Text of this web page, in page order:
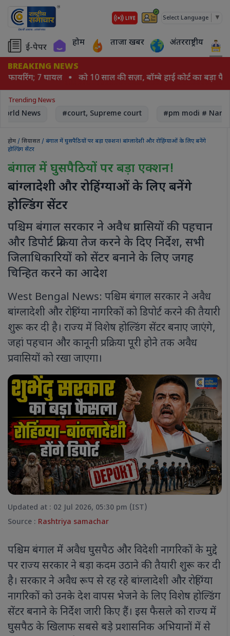
Select Language ▼
ई-पेपर होम ताजा खबर अंतरराष्ट्रीय
BREAKING NEWS
फायरिंग; 7 घायल
को 10 साल की सज़ा, बॉम्बे हाई कोर्ट का बड़ा
Trending News
News #court, Supreme court #pm modi #
होम / सियासत / बंगाल में घुसपैठियों पर बड़ा एक्शन! बांग्लादेशी और रोहिंग्याओं के लिए बनेंगे
होल्डिंग सेंटर
बंगाल में घुसपैठियों पर बड़ा एक्शन!
बांग्लादेशी और रोहिंग्याओं के लिए बनेंगे
होल्डिंग सेंटर
पश्चिम बंगाल सरकार ने अवैध प्रवासियों की पहचान
और डिपोर्ट प्रक्रिया तेज करने के दिए निर्देश, सभी
जिलाधिकारियों को सेंटर बनाने के लिए जगह
चिन्हित करने का आदेश
West Bengal News: पश्चिम बंगाल सरकार ने अवैध
बांग्लादेशी और रोहिंग्या नागरिकों को डिपोर्ट करने की तैयारी
शुरू कर दी है। राज्य में विशेष होल्डिंग सेंटर बनाए जाएंगे,
जहां पहचान और कानूनी प्रक्रिया पूरी होने तक अवैध
प्रवासियों को रखा जाएगा।
Updated at : 02 Jul 2026, 05:30 pm (IST)
Source : Rashtriya samachar
पश्चिम बंगाल में अवैध घुसपैठ और विदेशी नागरिकों के मुद्दे
पर राज्य सरकार ने बड़ा कदम उठाने की तैयारी शुरू कर दी
है। सरकार ने अवैध रूप से रह रहे बांग्लादेशी और रोहिंग्या
नागरिकों को उनके देश वापस भेजने के लिए विशेष होल्डिंग
सेंटर बनाने के निर्देश जारी किए हैं। इस फैसले को राज्य में
घुसपैठ के खिलाफ सबसे बड़े प्रशासनिक अभियानों में से